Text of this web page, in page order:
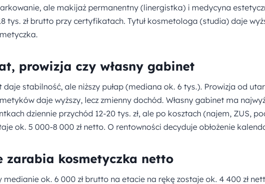
ale makijaż permanentny (linergistka) i medycyna
tys. zł brutto przy certyfikatach. Tytuł kosmetologa (studia) daje
prowizja czy własny gabinet
daje stabilność, ale niższy pułap (mediana ok. 6 tys.). Prowizja od
daje wyższy, lecz zmienny dochód. Własny gabinet ma
dziennie przychód 12-20 tys. zł, ale po kosztach (najem, ZUS,
ok. 5 000-8 000 zł netto. O rentowności decyduje obłożenie
zarabia kosmetyczka netto
medianie ok. 6 000 zł brutto na etacie na rękę zostaje ok. 4 400 zł